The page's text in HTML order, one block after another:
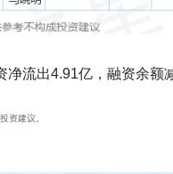
流出4.91亿，融资余额
资建议。